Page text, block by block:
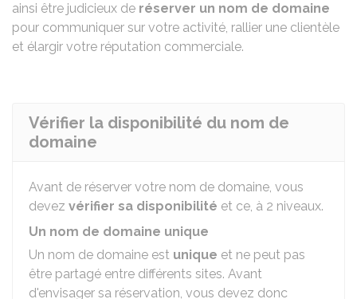
ainsi être judicieux de réserver un nom de domaine
pour communiquer sur votre activité, rallier une clientèle
et élargir votre réputation commerciale.
Vérifier la disponibilité du nom de
domaine
Avant de réserver votre nom de domaine, vous
devez vérifier sa disponibilité et ce, à 2 niveaux.
Un nom de domaine unique
Un nom de domaine est unique et ne peut pas
être partagé entre différents sites. Avant
d'envisager sa réservation, vous devez donc